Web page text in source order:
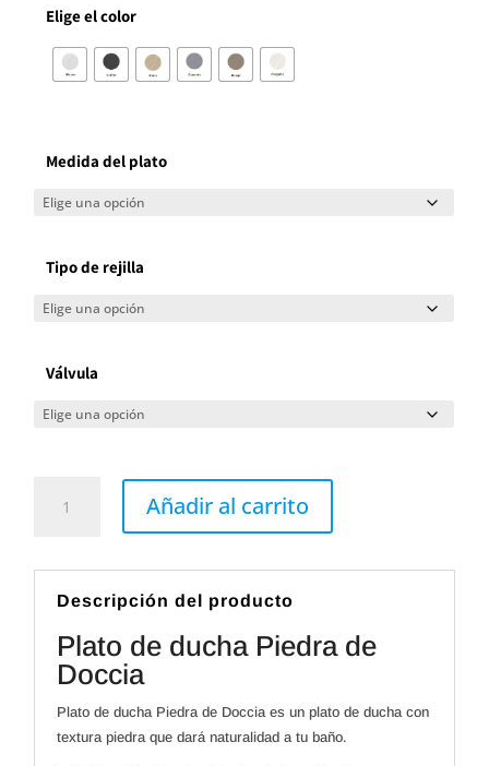
Elige el color
Medida del plato
Tipo de rejilla
Válvula
ducha
Doccia
Añadir al carrito
Descripción del producto
Plato de ducha Piedra de
Doccia
Plato de ducha Piedra de Doccia es un plato de ducha con
textura piedra que dará naturalidad a tu baño.